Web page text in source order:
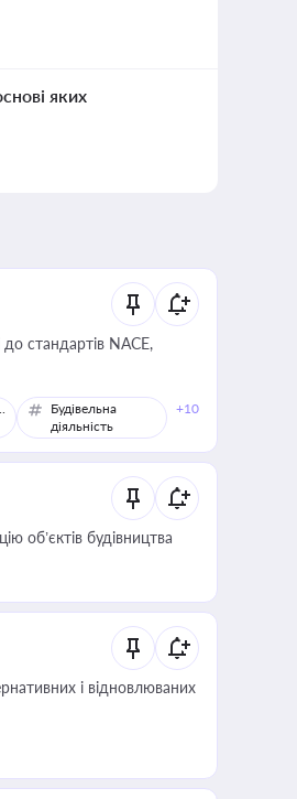
яких
до стандартів NACE,
Торгівля
Будівельна
діяльність
+10
об’єктів будівництва
і відновлюваних